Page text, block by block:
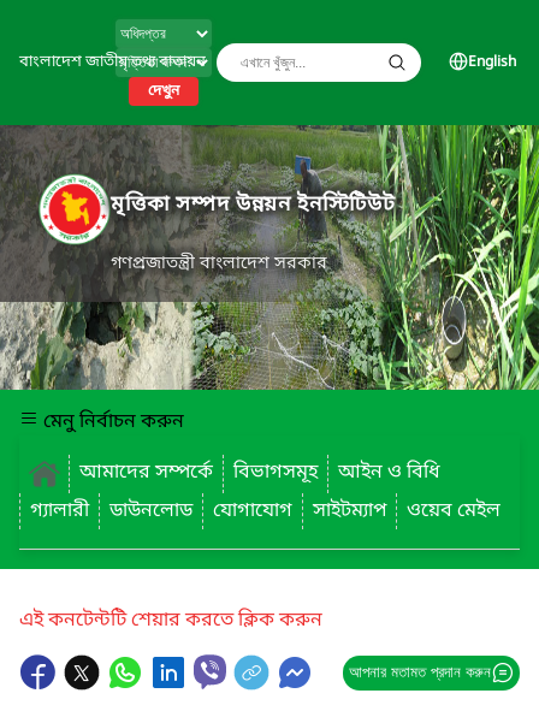
বাংলাদেশ জাতীয় তথ্য বাতায়ন
দেখুন
English
মৃত্তিকা সম্পদ উন্নয়ন ইনস্টিটিউট
গণপ্রজাতন্ত্রী বাংলাদেশ সরকার
মেনু নির্বাচন করুন
আমাদের সম্পর্কে
বিভাগসমূহ
আইন ও বিধি
গ্যালারী
ডাউনলোড যোগাযোগ সাইটম্যাপ ওয়েব মেইল
এই কনটেন্টটি শেয়ার করতে ক্লিক করুন
আপনার মতামত প্রদান করুন